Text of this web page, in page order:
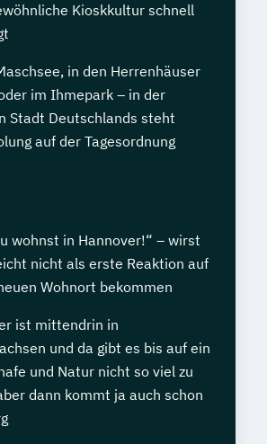
Kioskkultur schnell
in den Herrenhäuser
im Ihmepark – in der
Stadt Deutschlands steht
auf der Tagesordnung
wohnst in Hannover!“ – wirst
nicht als erste Reaktion auf
Wohnort bekommen
ist mittendrin in
und da gibt es bis auf ein
und Natur nicht so viel zu
dann kommt ja auch schon